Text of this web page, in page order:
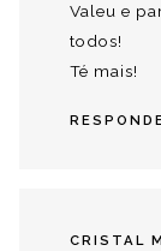
Valeu e
todos!
Té mais!
CRISTAL